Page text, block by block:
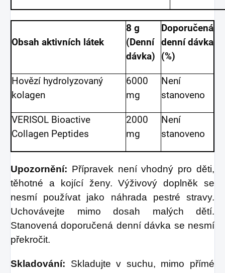
Obsah aktivních látek
8 g
(Denní
dávka)
Doporučená
denní dávka
(%)
Hovězí hydrolyzovaný
kolagen
6000
mg
Není
stanoveno
VERISOL Bioactive
Collagen Peptides
2000
mg
Není
stanoveno
Upozornění: Přípravek není vhodný pro děti,
těhotné a kojící ženy. Výživový doplněk se
nesmí používat jako náhrada pestré stravy.
Uchovávejte mimo dosah malých dětí.
Stanovená doporučená denní dávka se nesmí
překročit.
Skladování: Skladujte v suchu, mimo přímé